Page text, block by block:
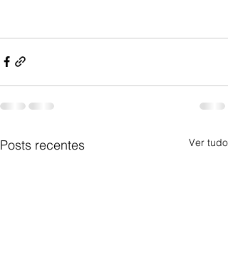
Posts recentes Ver tudo